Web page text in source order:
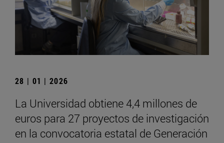
28 | 01 | 2026
La Universidad obtiene 4,4 millones de
euros para 27 proyectos de investigación
en la convocatoria estatal de Generación